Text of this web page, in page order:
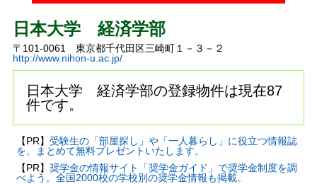
日本大学 経済学部
〒101-0061 東京都千代田区三崎町１－３－２
http://www.nihon-u.ac.jp/
日本大学 経済学部の登録物件は現在87
件です。
【PR】 受験生の「部屋探し」や「一人暮らし」に役立つ情報誌
を、まとめて無料プレゼントいたします。
【PR】 奨学金の情報サイト「奨学金ガイド」で奨学金制度を調
べよう。全国2000校の学校別の奨学金情報も掲載。